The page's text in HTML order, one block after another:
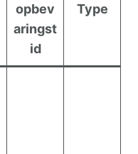
opbev
aringst
id
Type